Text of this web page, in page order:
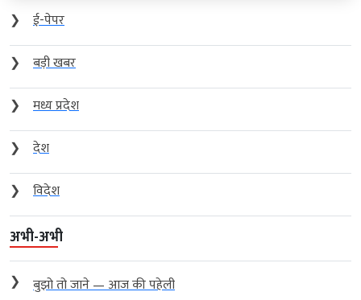
❯
ई-पेपर
❯
बड़ी खबर
❯
मध्य प्रदेश
❯
देश
❯
विदेश
अभी-अभी
❯ बुझो तो जाने — आज की पहेली